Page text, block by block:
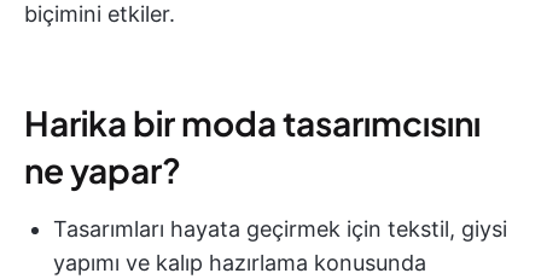
biçimini etkiler.
Harika bir moda tasarımcısını
ne yapar?
Tasarımları hayata geçirmek için tekstil, giysi
yapımı ve kalıp hazırlama konusunda